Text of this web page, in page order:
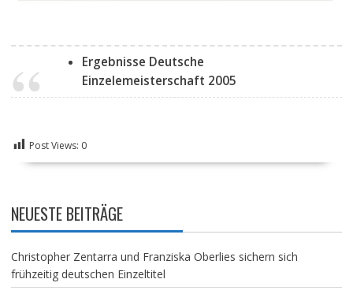
Ergebnisse Deutsche
Einzelemeisterschaft 2005
Post Views: 0
NEUESTE BEITRÄGE
Christopher Zentarra und Franziska Oberlies sichern sich
frühzeitig deutschen Einzeltitel